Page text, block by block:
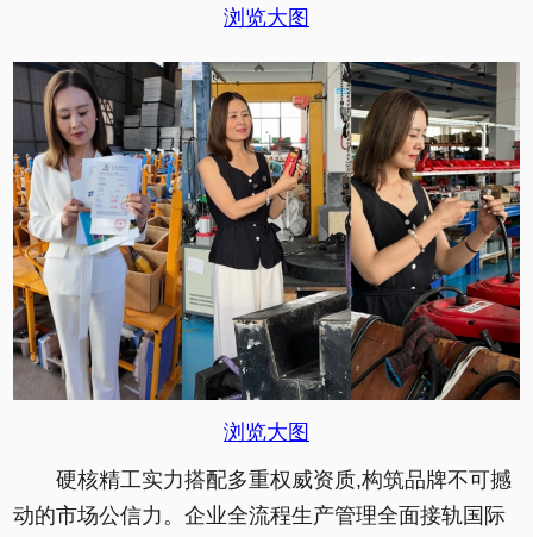
浏览大图
浏览大图
硬核精工实力搭配多重权威资质,构筑品牌不可撼
动的市场公信力。企业全流程生产管理全面接轨国际